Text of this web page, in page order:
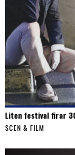
Liten festival firar
SCEN & FILM